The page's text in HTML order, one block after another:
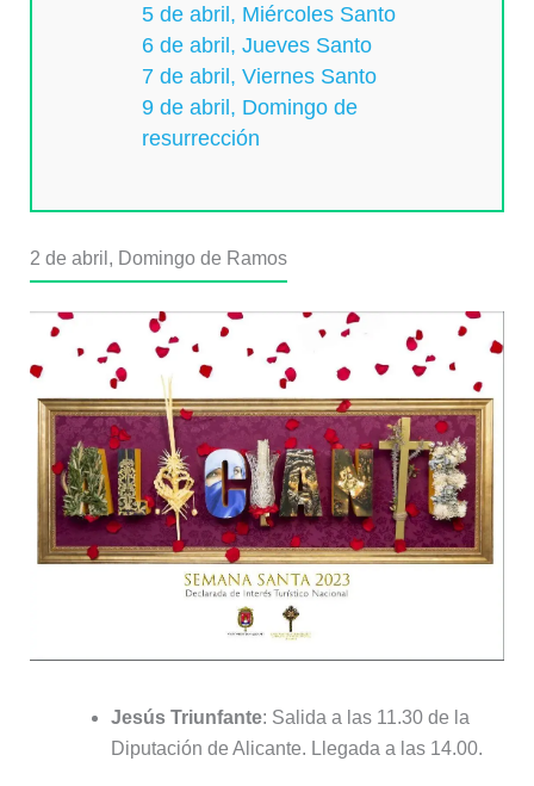
5 de abril, Miércoles Santo
6 de abril, Jueves Santo
7 de abril, Viernes Santo
9 de abril, Domingo de
resurrección
2 de abril, Domingo de Ramos
Jesús Triunfante: Salida a las 11.30 de la
Diputación de Alicante. Llegada a las 14.00.